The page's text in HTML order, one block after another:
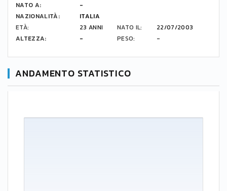
NATO A:
-
NAZIONALITÀ:
ITALIA
ETÀ:
23 ANNI NATO IL:
22/07/2003
ALTEZZA:
- PESO: -
ANDAMENTO STATISTICO